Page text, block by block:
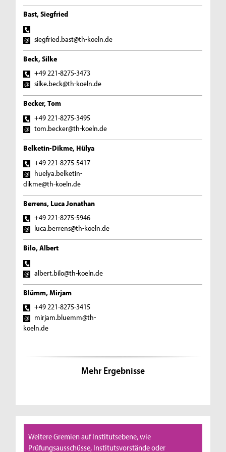
Bast, Siegfried
siegfried.bast@th-koeln.de
Beck, Silke
+49 221-8275-3473
silke.beck@th-koeln.de
Becker, Tom
+49 221-8275-3495
tom.becker@th-koeln.de
Belketin-Dikme, Hülya
+49 221-8275-5417
huelya.belketin-
dikme@th-koeln.de
Berrens, Luca Jonathan
+49 221-8275-5946
luca.berrens@th-koeln.de
Bilo, Albert
albert.bilo@th-koeln.de
Blümm, Mirjam
+49 221-8275-3415
mirjam.bluemm@th-
koeln.de
Mehr Ergebnisse
Weitere Gremien auf Institutsebene, wie
Prüfungsausschüsse, Institutsvorstände oder